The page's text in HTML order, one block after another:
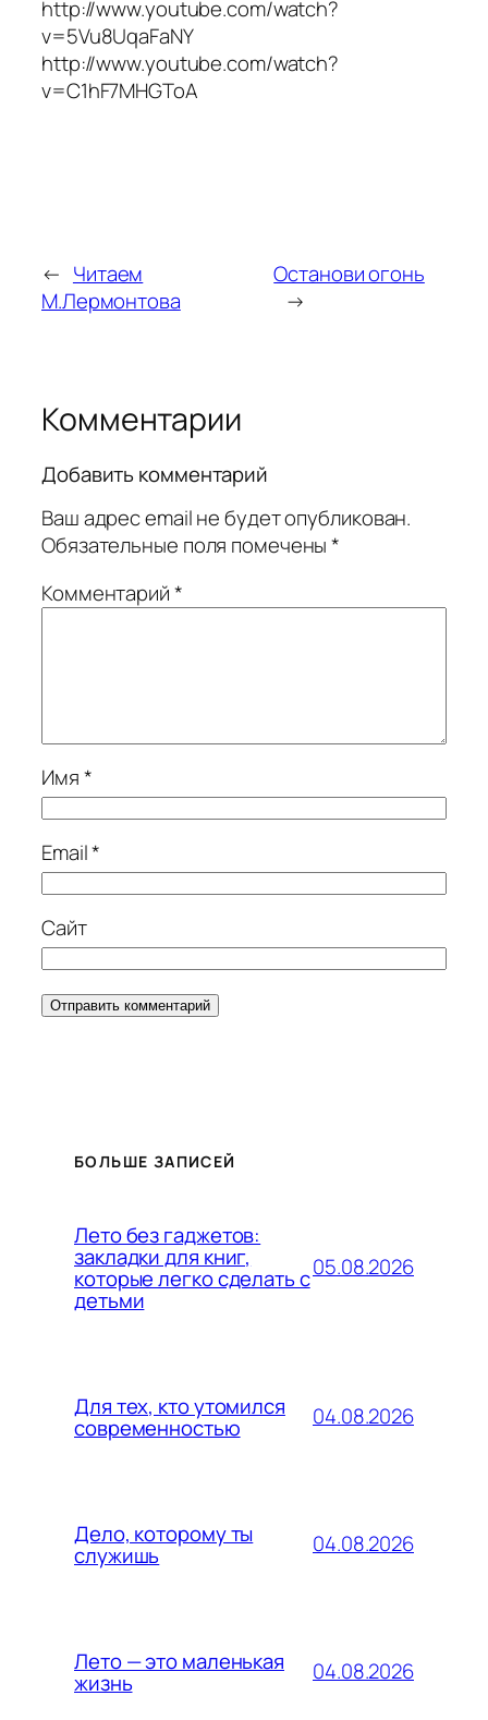
http://www.youtube.com/watch?
v=5Vu8UqaFaNY
http://www.youtube.com/watch?
v=C1hF7MHGToA
← Читаем
М.Лермонтова
Останови огонь
→
Комментарии
Добавить комментарий
Ваш адрес email не будет опубликован.
Обязательные поля помечены*
Комментарий*
Имя*
Email*
Сайт
БОЛЬШЕ ЗАПИСЕЙ
Лето без гаджетов:
закладки для книг,
которые легко сделать с
детьми
05.08.2026
Для тех, кто утомился
современностью 04.08.2026
Дело, которому ты
служишь 04.08.2026
Лето — это маленькая
жизнь 04.08.2026